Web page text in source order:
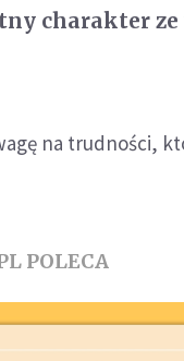
charakter ze
na trudności,
POLECA